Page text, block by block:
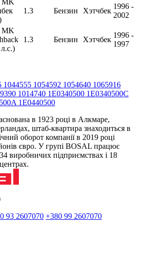
MK
1.3 Бензин Хэтчбек
1996 -
2002
MK
1.3 Бензин Хэтчбек
1996 -
1997
1044555 1054592 1054640 1065916
1014740 1E0340500 1E0340500C
1E0440500
в 1923 році в Алкмаре,
штаб-квартира знаходиться в
оборот компанії в 2019 році
євро. У групі BOSAL працює
виробничих підприємствах і 18
93 2607070 +380 99 2607070